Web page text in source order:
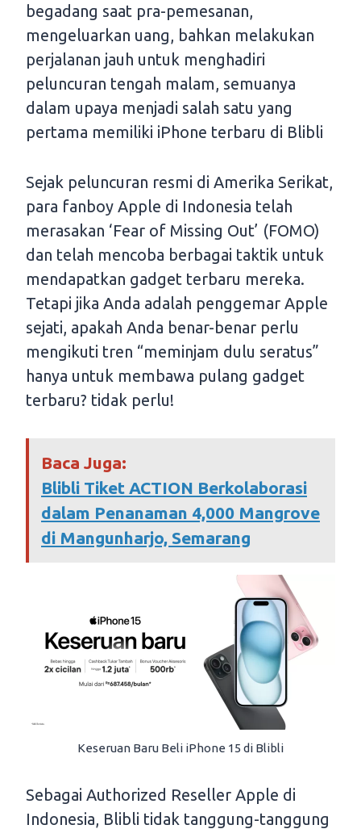
begadang saat pra-pemesanan,
mengeluarkan uang, bahkan melakukan
perjalanan jauh untuk menghadiri
peluncuran tengah malam, semuanya
dalam upaya menjadi salah satu yang
pertama memiliki iPhone terbaru di Blibli
Sejak peluncuran resmi di Amerika Serikat,
para fanboy Apple di Indonesia telah
merasakan ‘Fear of Missing Out’ (FOMO)
dan telah mencoba berbagai taktik untuk
mendapatkan gadget terbaru mereka.
Tetapi jika Anda adalah penggemar Apple
sejati, apakah Anda benar-benar perlu
mengikuti tren “meminjam dulu seratus”
hanya untuk membawa pulang gadget
terbaru? tidak perlu!
Baca Juga:
Blibli Tiket ACTION Berkolaborasi
dalam Penanaman 4,000 Mangrove
di Mangunharjo, Semarang
Keseruan Baru Beli iPhone 15 di Blibli
Sebagai Authorized Reseller Apple di
Indonesia, Blibli tidak tanggung-tanggung